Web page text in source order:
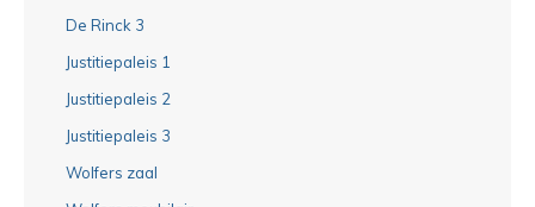
De Rinck 3
Justitiepaleis 1
Justitiepaleis 2
Justitiepaleis 3
Wolfers zaal